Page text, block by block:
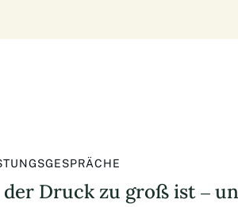
Druck zu groß ist –